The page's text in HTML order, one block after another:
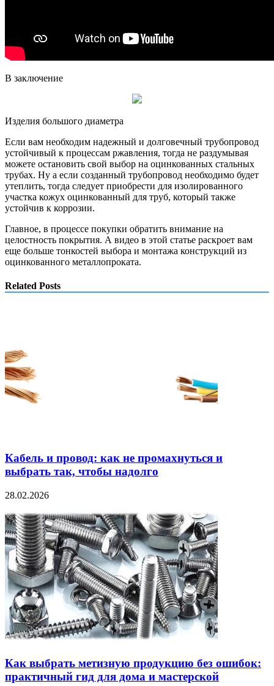
В заключение
Изделия большого диаметра
Если вам необходим надежный и долговечный трубопровод
устойчивый к процессам ржавления, тогда не раздумывая
можете остановить свой выбор на оцинкованных стальных
трубах. Ну а если созданный трубопровод необходимо будет
утеплить, тогда следует приобрести для изолированного
участка кожух оцинкованный для труб, который также
устойчив к коррозии.
Главное, в процессе покупки обратить внимание на
целостность покрытия. А видео в этой статье раскроет вам
еще больше тонкостей выбора и монтажа конструкций из
оцинкованного металлопроката.
Related Posts
Кабель и провод: как не промахнуться и
выбрать так, чтобы надолго
28.02.2026
Как выбрать метизную продукцию без ошибок:
практичный гид для дома и мастерской